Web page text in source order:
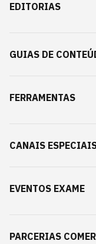
EDITORIAS
GUIAS DE
FERRAMENTAS
CANAIS
EVENTOS EXAME
PARCERIAS